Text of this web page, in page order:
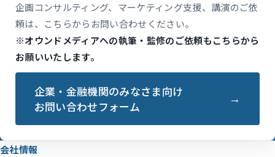
企画コンサルティング、マーケティング支援、講演のご依
頼は、こちらからお問い合わせください。
※オウンドメディアへの執筆・監修のご依頼もこちらから
お願いいたします。
企業・金融機関のみなさま向け
お問い合わせフォーム
会社情報